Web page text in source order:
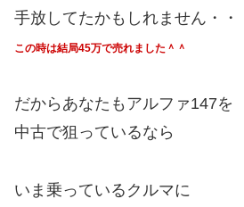
手放してたかもしれません・・
この時は結局45万で売れました＾＾
だからあなたもアルファ147を
中古で狙っているなら
いま乗っているクルマに